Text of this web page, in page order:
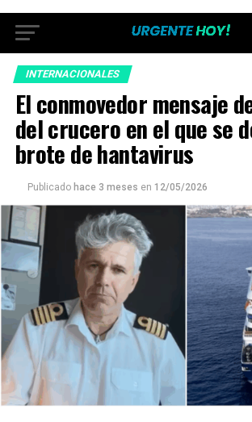
INTERNACIONALES
El conmovedor mensaje
del crucero en el que se
brote de hantavirus
Publicado hace 3 meses en 12/05/2026